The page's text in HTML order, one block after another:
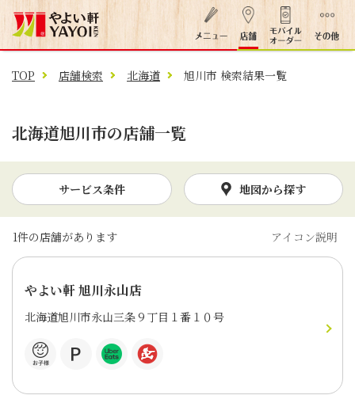
TOP 店舗検索 北海道 旭川市 検索結果一覧
北海道旭川市の店舗一覧
サービス条件 地図から探す
1件の店舗があります アイコン説明
やよい軒 旭川永山店
北海道旭川市永山三条９丁目１番１０号